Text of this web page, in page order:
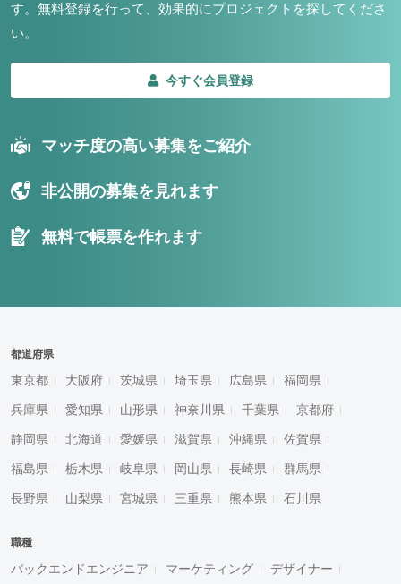
す。 無料登録を行って、効果的にプロジェクトを探してくださ
い。
今すぐ会員登録
マッチ度の高い募集をご紹介
非公開の募集を見れます
無料で帳票を作れます
都道府県
東京都 大阪府 茨城県 埼玉県 広島県 福岡県
兵庫県 愛知県 山形県 神奈川県 千葉県 京都府
静岡県 北海道 愛媛県 滋賀県 沖縄県 佐賀県
福島県 栃木県 岐阜県 岡山県 長崎県 群馬県
長野県 山梨県 宮城県 三重県 熊本県 石川県
職種
バックエンドエンジニア マーケティング デザイナー